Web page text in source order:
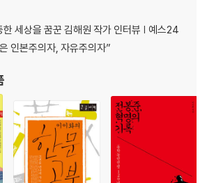
거두다
리
의 태동
한국고전번역원)와 서울대 규장각
한 세상을 꿈꾼 김해원 작가 인터뷰 | 예스24
인본주의자, 자유주의자”